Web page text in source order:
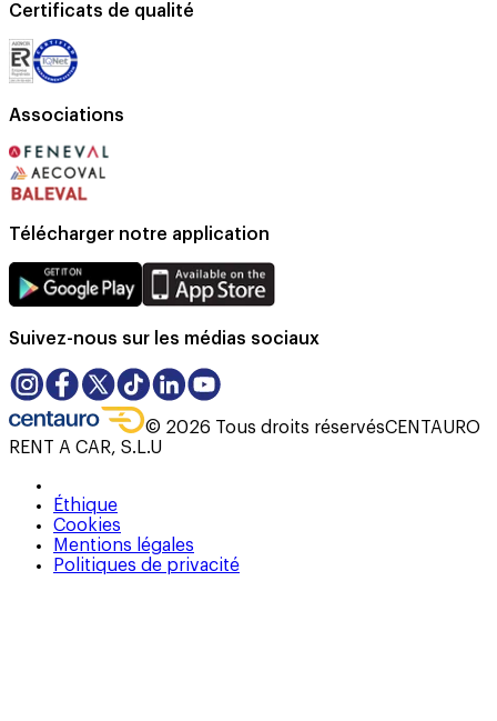
Certificats de qualité
Associations
Télécharger notre application
Suivez-nous sur les médias sociaux
© 2026 Tous droits réservésCENTAURO
RENT A CAR, S.L.U
Éthique
Cookies
Mentions légales
Politiques de privacité